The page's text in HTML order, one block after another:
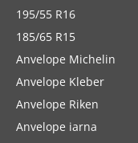
195/55 R16
185/65 R15
Anvelope Michelin
Anvelope Kleber
Anvelope Riken
Anvelope iarna